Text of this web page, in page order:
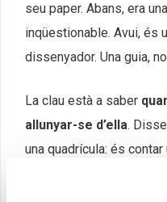
seu paper. Abans, era
inqüestionable. Avui, és
dissenyador. Una guia,
La clau està a saber
allunyar-se d’ella.
una quadrícula: és contar
crear una experiència